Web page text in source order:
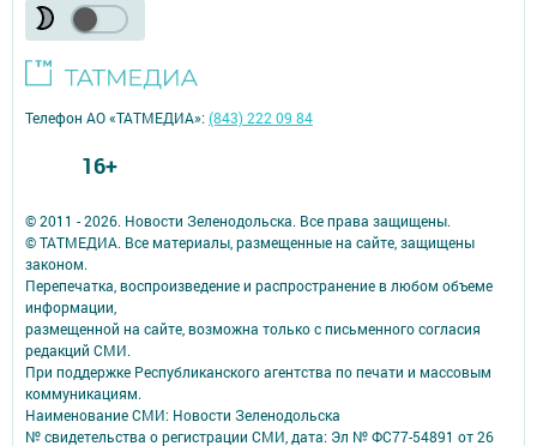
© 2011 - 2026. Новости Зеленодольска. Все права защищены.
© ТАТМЕДИА. Все материалы, размещенные на сайте, защищены
законом.
Перепечатка, воспроизведение и распространение в любом объеме
информации,
размещенной на сайте, возможна только с письменного согласия
редакций СМИ.
При поддержке Республиканского агентства по печати и массовым
коммуникациям.
Наименование СМИ: Новости Зеленодольска
№ свидетельства о регистрации СМИ, дата: Эл № ФС77-54891 от 26
Телефон АО «ТАТМЕДИА»:(843) 222 09 84
16+